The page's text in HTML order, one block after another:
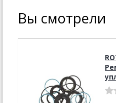
Вы смотрели